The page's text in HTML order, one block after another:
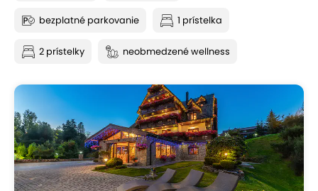
bezplatné parkovanie 1 prístelka
2 prístelky neobmedzené wellness